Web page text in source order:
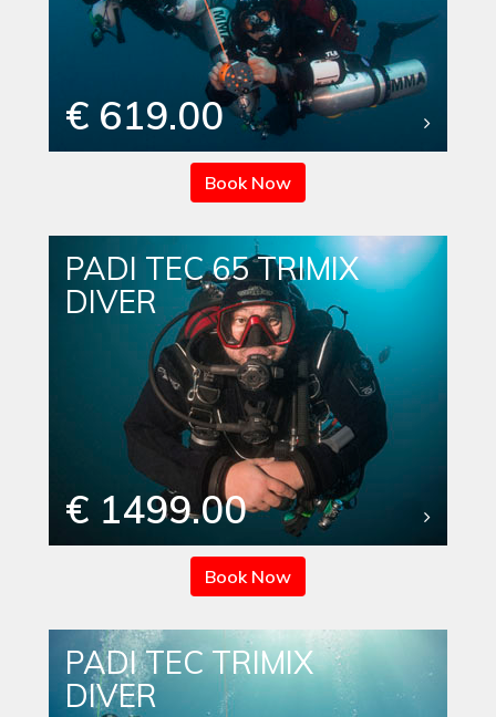
€ 619.00
Book Now
PADI TEC 65 TRIMIX
DIVER
€ 1499.00
Book Now
PADI TEC TRIMIX
DIVER